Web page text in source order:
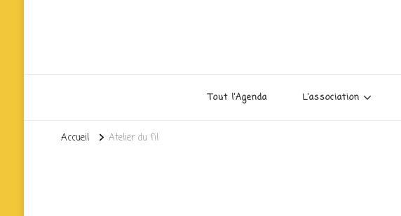
Tout l’Agenda L’association
Accueil Atelier du fil